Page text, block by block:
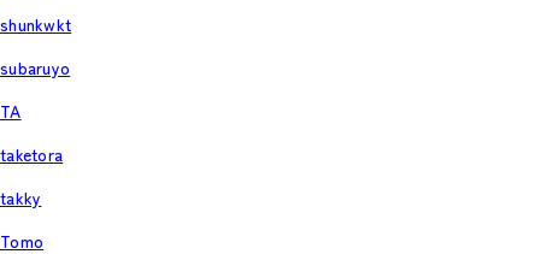
shunkwkt
subaruyo
TA
taketora
takky
Tomo